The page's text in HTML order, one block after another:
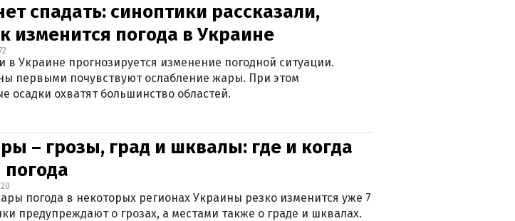
спадать: синоптики рассказали,
изменится погода в Украине
Украине прогнозируется изменение погодной ситуации.
первыми почувствуют ослабление жары. При этом
осадки охватят большинство областей.
– грозы, град и шквалы: где и когда
погода
погода в некоторых регионах Украины резко изменится уже 7
предупреждают о грозах, а местами также о граде и шквалах.